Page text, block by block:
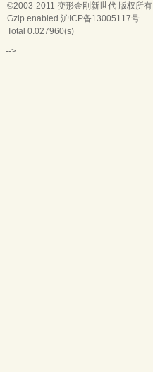
©2003-2011 变形金刚新世代 版权所有
Gzip enabled 沪ICP备13005117号
Total 0.027960(s)
-->